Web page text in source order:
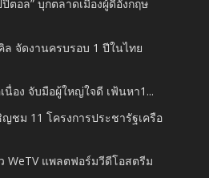
ตอล” บุกตลาดเมืองผู้ดีอังกฤษ
ล จัดงานครบรอบ 1 ปีในไทย
อง จับมือผู้ใหญ่ใจดี เฟ้นหา1...
ชม 11 โครงการประชารัฐเครือ
WeTV แพลตฟอร์มวีดีโอสตรีม